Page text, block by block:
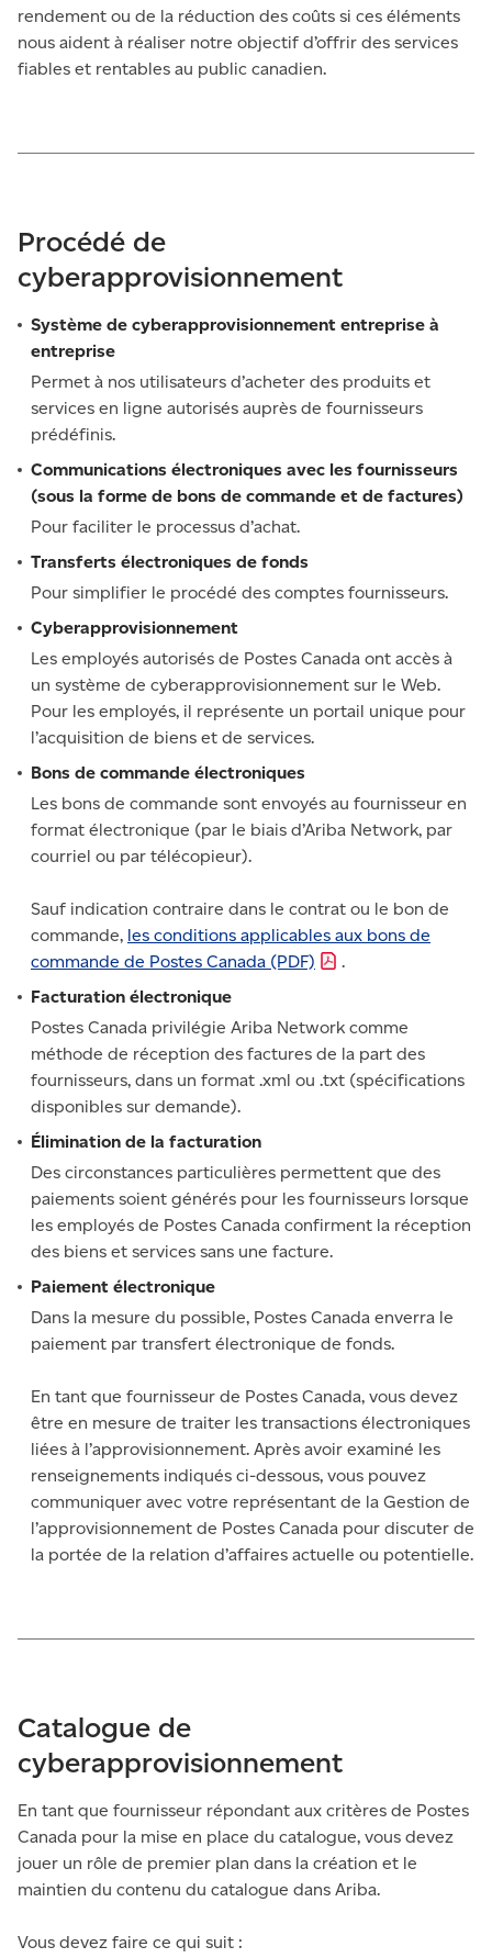
rendement ou de la réduction des coûts si ces éléments
nous aident à réaliser notre objectif d’offrir des services
fiables et rentables au public canadien.
Procédé de
cyberapprovisionnement
Système de cyberapprovisionnement entreprise à
entreprise
Permet à nos utilisateurs d’acheter des produits et
services en ligne autorisés auprès de fournisseurs
prédéfinis.
Communications électroniques avec les fournisseurs
(sous la forme de bons de commande et de factures)
Pour faciliter le processus d’achat.
Transferts électroniques de fonds
Pour simplifier le procédé des comptes fournisseurs.
Cyberapprovisionnement
Les employés autorisés de Postes Canada ont accès à
un système de cyberapprovisionnement sur le Web.
Pour les employés, il représente un portail unique pour
l’acquisition de biens et de services.
Bons de commande électroniques
Les bons de commande sont envoyés au fournisseur en
format électronique (par le biais d’Ariba Network, par
courriel ou par télécopieur).
Sauf indication contraire dans le contrat ou le bon de
commande, les conditions applicables aux bons de
commande de Postes Canada (PDF)
.
Facturation électronique
Postes Canada privilégie Ariba Network comme
méthode de réception des factures de la part des
fournisseurs, dans un format .xml ou .txt (spécifications
disponibles sur demande).
Élimination de la facturation
Des circonstances particulières permettent que des
paiements soient générés pour les fournisseurs lorsque
les employés de Postes Canada confirment la réception
des biens et services sans une facture.
Paiement électronique
Dans la mesure du possible, Postes Canada enverra le
paiement par transfert électronique de fonds.
En tant que fournisseur de Postes Canada, vous devez
être en mesure de traiter les transactions électroniques
liées à l’approvisionnement. Après avoir examiné les
renseignements indiqués ci-dessous, vous pouvez
communiquer avec votre représentant de la Gestion de
l’approvisionnement de Postes Canada pour discuter de
la portée de la relation d’affaires actuelle ou potentielle.
Catalogue de
cyberapprovisionnement
En tant que fournisseur répondant aux critères de Postes
Canada pour la mise en place du catalogue, vous devez
jouer un rôle de premier plan dans la création et le
maintien du contenu du catalogue dans Ariba.
Vous devez faire ce qui suit :